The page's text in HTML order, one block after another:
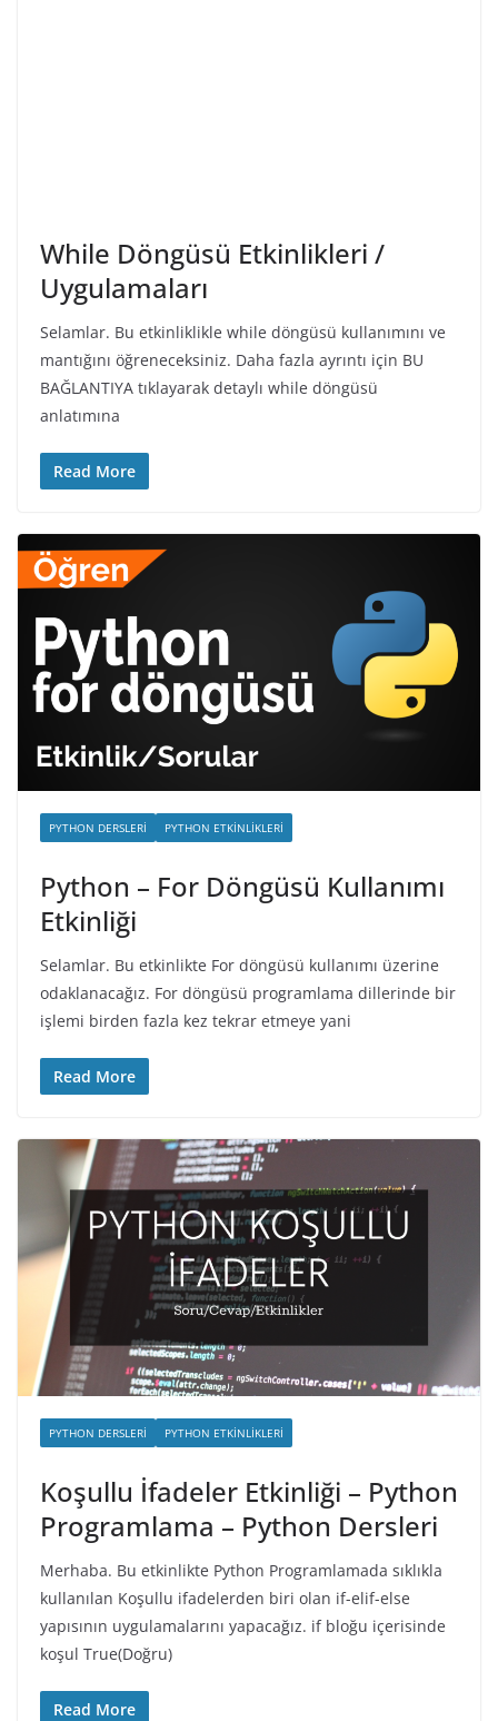
While Döngüsü Etkinlikleri /
Uygulamaları
Selamlar. Bu etkinliklikle while döngüsü kullanımını ve
mantığını öğreneceksiniz. Daha fazla ayrıntı için BU
BAĞLANTIYA tıklayarak detaylı while döngüsü
anlatımına
Read More
PYTHON DERSLERI PYTHON ETKINLIKLERI
Python – For Döngüsü Kullanımı
Etkinliği
Selamlar. Bu etkinlikte For döngüsü kullanımı üzerine
odaklanacağız. For döngüsü programlama dillerinde bir
işlemi birden fazla kez tekrar etmeye yani
Read More
PYTHON DERSLERI PYTHON ETKINLIKLERI
Koşullu İfadeler Etkinliği – Python
Programlama – Python Dersleri
Merhaba. Bu etkinlikte Python Programlamada sıklıkla
kullanılan Koşullu ifadelerden biri olan if-elif-else
yapısının uygulamalarını yapacağız. if bloğu içerisinde
koşul True(Doğru)
Read More